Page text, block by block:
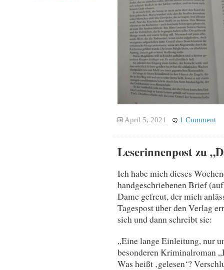
April 5, 2021 1 Comment
Leserinnenpost zu
Ich habe mich dieses
handgeschriebenen Brief
Dame gefreut, der mich
Tagespost über den Verlag
sich und dann schreibt sie:
„Eine lange Einleitung, nur
besonderen Kriminalroman
Was heißt ‚gelesen‘?